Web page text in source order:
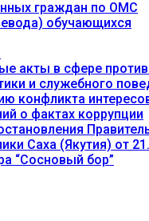
граждан по ОМС
обучающихся
акты в сфере
и служебного
конфликта
о фактах коррупции
Саха (Якутия) от
“Сосновый бор”